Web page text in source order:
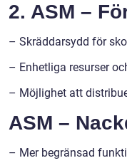
2. ASM –
– Skräddarsydd för
– Enhetliga resurser
– Möjlighet att
ASM –
– Mer begränsad